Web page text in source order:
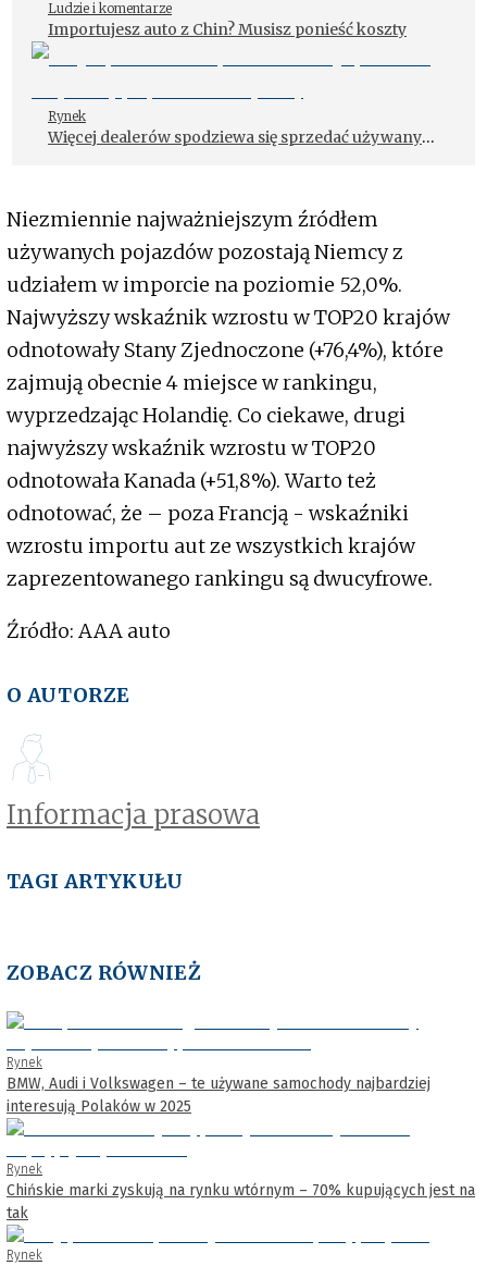
Ludzie i komentarze
Importujesz auto z Chin? Musisz ponieść koszty
Rynek
Więcej dealerów spodziewa się sprzedać używany
Niezmiennie najważniejszym źródłem
używanych pojazdów pozostają Niemcy z
udziałem w imporcie na poziomie 52,0%.
Najwyższy wskaźnik wzrostu w TOP20 krajów
odnotowały Stany Zjednoczone (+76,4%), które
zajmują obecnie 4 miejsce w rankingu,
wyprzedzając Holandię. Co ciekawe, drugi
najwyższy wskaźnik wzrostu w TOP20
odnotowała Kanada (+51,8%). Warto też
odnotować, że – poza Francją - wskaźniki
wzrostu importu aut ze wszystkich krajów
zaprezentowanego rankingu są dwucyfrowe.
Źródło: AAA auto
O AUTORZE
Informacja prasowa
TAGI ARTYKUŁU
ZOBACZ RÓWNIEŻ
Rynek
BMW, Audi i Volkswagen – te używane samochody najbardziej
interesują Polaków w 2025
Rynek
Chińskie marki zyskują na rynku wtórnym – 70% kupujących jest na
tak
Rynek